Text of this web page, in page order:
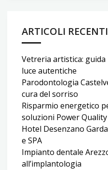
ARTICOLI RECENTI
Vetreria artistica:
luce autentiche
Parodontologia
cura del sorriso
Risparmio energetico
soluzioni Power Quality
Hotel Desenzano
e SPA
Impianto dentale
all’implantologia